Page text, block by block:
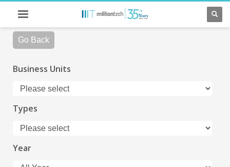
Go Back
Business Units
Types
Year